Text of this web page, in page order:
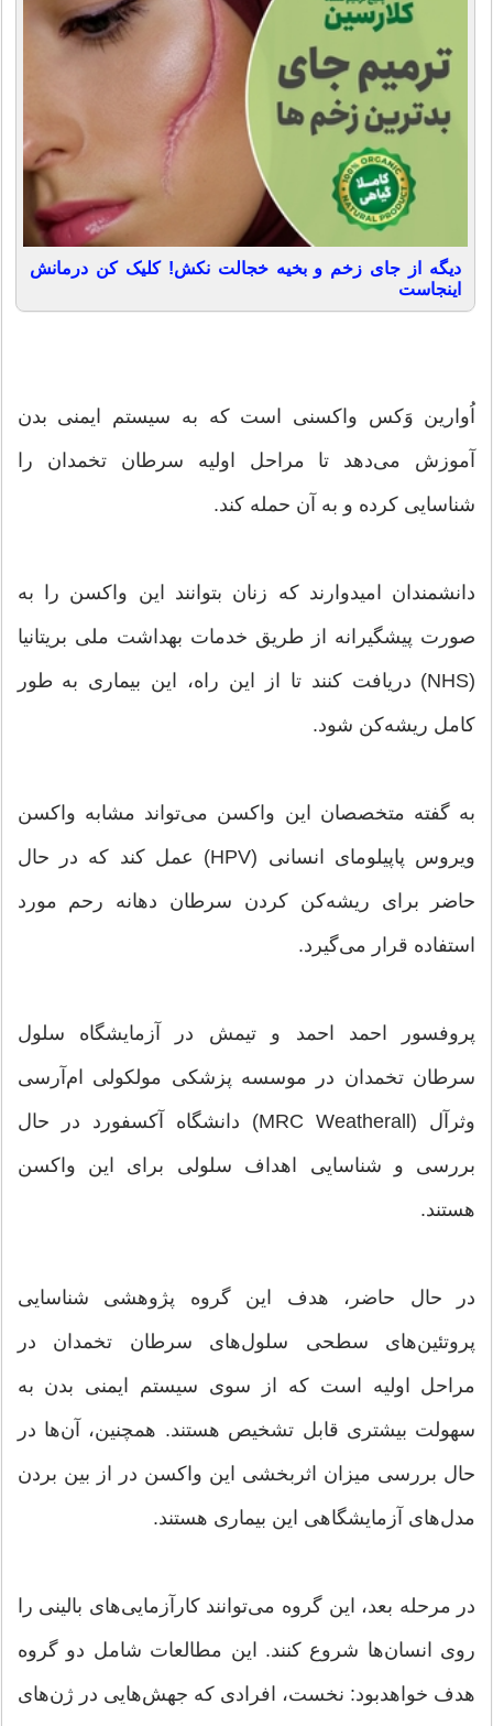
دیگه از جای زخم و بخیه خجالت نکش! کلیک کن درمانش
اینجاست
اُوارین وَکس واکسنی است که به سیستم ایمنی بدن
آموزش می‌دهد تا مراحل اولیه سرطان تخمدان را
شناسایی کرده و به آن حمله کند.
دانشمندان امیدوارند که زنان بتوانند این واکسن را به
صورت پیشگیرانه از طریق خدمات بهداشت ملی بریتانیا
(NHS) دریافت کنند تا از این راه، این بیماری به طور
کامل ریشه‌کن شود.
به گفته متخصصان این واکسن می‌تواند مشابه واکسن
ویروس پاپیلومای انسانی (HPV) عمل کند که در حال
حاضر برای ریشه‌کن کردن سرطان دهانه رحم مورد
استفاده قرار می‌گیرد.
پروفسور احمد احمد و تیمش در آزمایشگاه سلول
سرطان تخمدان در موسسه پزشکی مولکولی ام‌آر‌سی
وثرآل (MRC Weatherall) دانشگاه آکسفورد در حال
بررسی و شناسایی اهداف سلولی برای این واکسن
هستند.
در حال حاضر، هدف این گروه پژوهشی شناسایی
پروتئین‌های سطحی سلول‌های سرطان تخمدان در
مراحل اولیه است که از سوی سیستم ایمنی بدن به
سهولت بیشتری قابل تشخیص هستند. همچنین، آن‌ها در
حال بررسی میزان اثربخشی این واکسن در از بین بردن
مدل‌های آزمایشگاهی این بیماری هستند.
در مرحله بعد، این گروه می‌توانند کارآزمایی‌های بالینی را
روی انسان‌ها شروع کنند. این مطالعات شامل دو گروه
هدف خواهد‌بود: نخست، افرادی که جهش‌هایی در ژن‌های